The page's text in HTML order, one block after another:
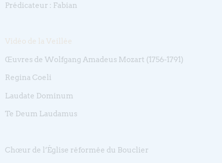
Prédicateur : Fabian
Vidéo de la Veillée
Œuvres de Wolfgang Amadeus Mozart (1756-1791)
Regina Coeli
Laudate Dominum
Te Deum Laudamus
Chœur de l’Église réformée du Bouclier